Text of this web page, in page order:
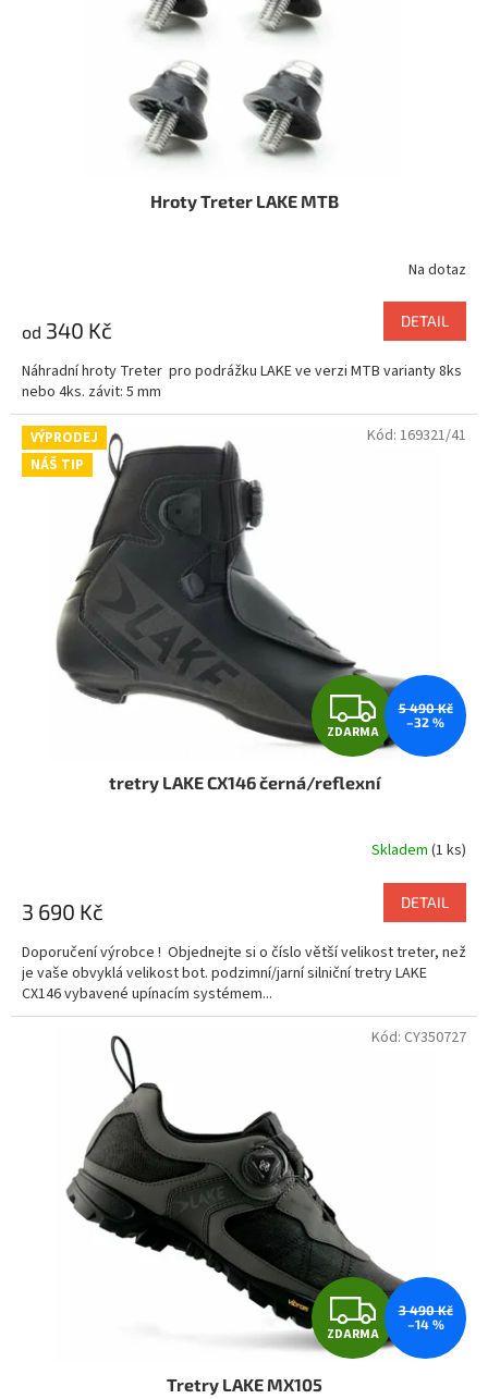
Hroty Treter LAKE MTB
Na dotaz
od 340 Kč DETAIL
Náhradní hroty Treter pro podrážku LAKE ve verzi MTB varianty 8ks
nebo 4ks. závit: 5 mm
VÝPRODEJ
NÁŠ TIP
Z
D
A
R
M
A
ZDARMA
5 490 Kč
–32 %
tretry LAKE CX146 černá/reflexní
Skladem (1 ks)
3 690 Kč DETAIL
Doporučení výrobce ! Objednejte si o číslo větší velikost treter, než
je vaše obvyklá velikost bot. podzimní/jarní silniční tretry LAKE
CX146 vybavené upínacím systémem...
Kód: 169321/41
Z
D
ZDARMA
3 490 Kč
–14 %
Tretry LAKE MX105
Kód: CY350727